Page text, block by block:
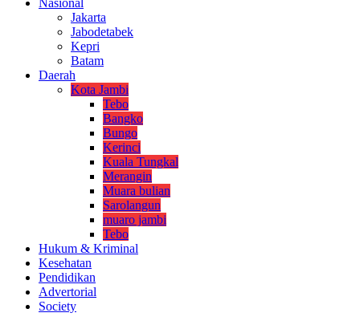
Jakarta
Jabodetabek
Kepri
Batam
Daerah
Kota Jambi
Tebo
Bangko
Bungo
Kerinci
Kuala Tungkal
Merangin
Muara bulian
Sarolangun
muaro jambi
Tebo
Hukum & Kriminal
Kesehatan
Pendidikan
Advertorial
Society